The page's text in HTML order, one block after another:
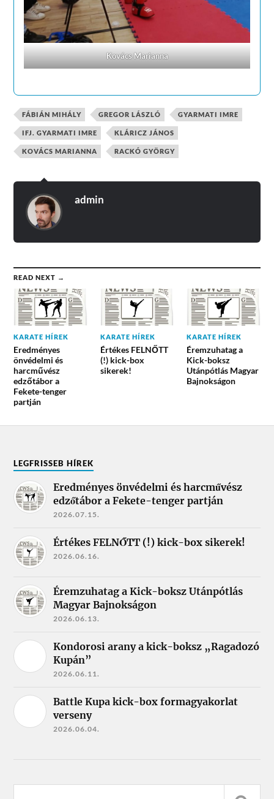
Kovács Marianna
FÁBIÁN MIHÁLY GREGOR LÁSZLÓ GYARMATI IMRE
IFJ. GYARMATI IMRE KLÁRICZ JÁNOS
KOVÁCS MARIANNA RACKÓ GYÖRGY
admin
READ NEXT →
KARATE HÍREK
Eredményes
önvédelmi és
harcművész
edzőtábor a
Fekete-tenger
partján
KARATE HÍREK
Értékes FELNŐTT
(!) kick-box
sikerek!
KARATE HÍREK
Éremzuhatag a
Kick-boksz
Utánpótlás Magyar
Bajnokságon
LEGFRISSEB HÍREK
Eredményes önvédelmi és harcművész
edzőtábor a Fekete-tenger partján
2026.07.15.
Értékes FELNŐTT (!) kick-box sikerek!
2026.06.16.
Éremzuhatag a Kick-boksz Utánpótlás
Magyar Bajnokságon
2026.06.13.
Kondorosi arany a kick-boksz „Ragadozó
Kupán”
2026.06.11.
Battle Kupa kick-box formagyakorlat
verseny
2026.06.04.